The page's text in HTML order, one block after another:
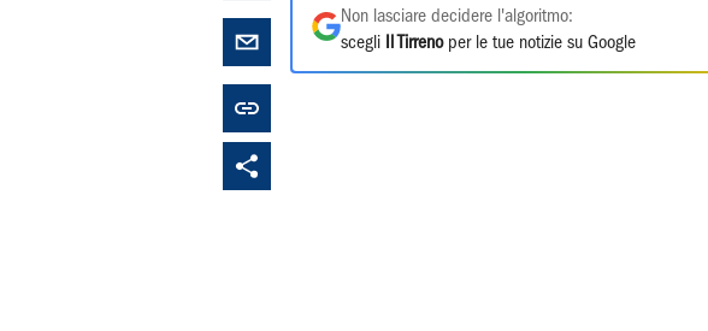
Non lasciare decidere l'algoritmo:
scegli
Il Tirrenoper le tue notizie su Google